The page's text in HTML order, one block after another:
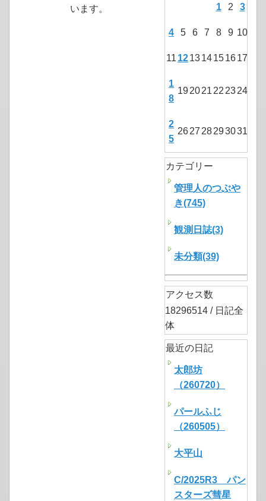
います。
1 2 3
4 5 6 7 8 9 10
11 121314151617
1
8
192021 22 2324
2
5
2627 28293031
カテゴリー
管理人のつぶや
き(745)
観測日誌(3)
未分類(39)
アクセス数
18296514 / 日記全
体
最近の日記
太郎坊
（260720）
パールふじ
（260505）
大平山
C/2025R3 パン
スターズ彗星